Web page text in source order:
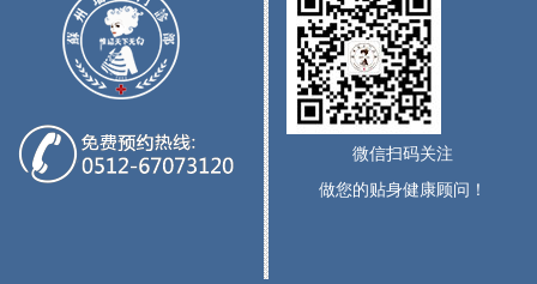
微信扫码关注
做您的贴身健康顾问！